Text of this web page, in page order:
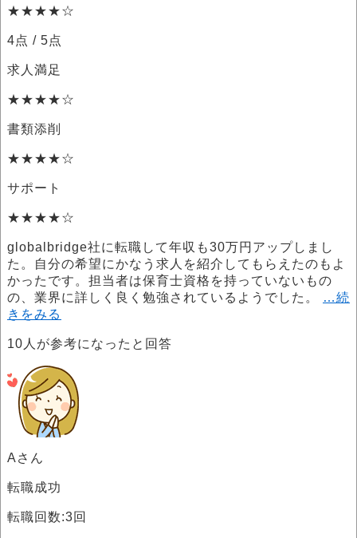
★★★★☆
4点 / 5点
求人満足
★★★★☆
書類添削
★★★★☆
サポート
★★★★☆
globalbridge社に転職して年収も30万円アップしまし
た。自分の希望にかなう求人を紹介してもらえたのもよ
かったです。担当者は保育士資格を持っていないもの
の、業界に詳しく良く勉強されているようでした。
…続
きをみる
10 人が参考になったと回答
Aさん
転職成功
転職回数:3回